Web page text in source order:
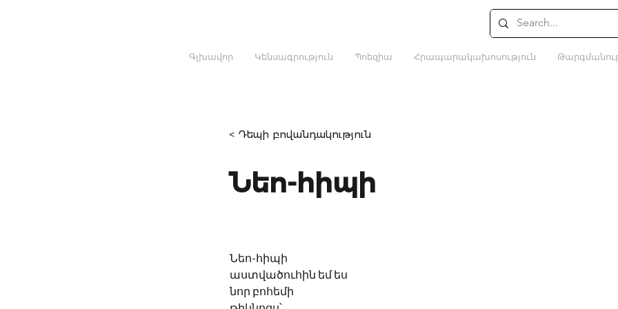
Գլխավոր Կենսագրություն Պոեզիա Հրապարակախոսություն
< Դեպի բովանդակություն
Նեո-հիպի
Նեո-հիպի
աստվածուհին եմ ես
նոր բոհեմի